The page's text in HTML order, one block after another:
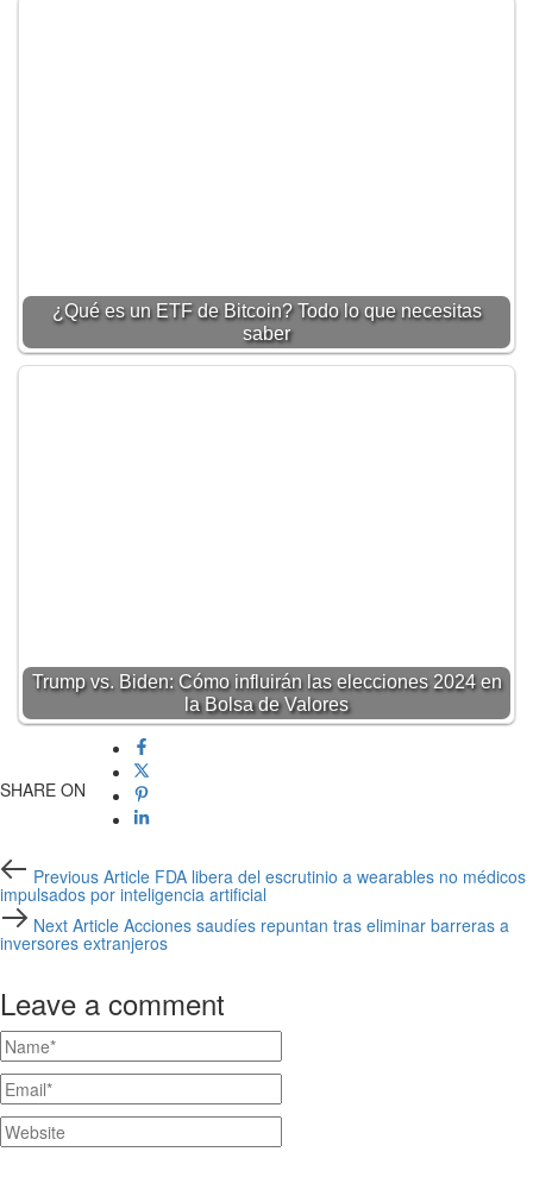
¿Qué es un ETF de Bitcoin? Todo lo que necesitas
saber
Trump vs. Biden: Cómo influirán las elecciones 2024 en
la Bolsa de Valores
SHARE ON
Previous
ArticlePrevious Article FDA libera del escrutinio a wearables no médicos
impulsados por inteligencia artificial
Next
ArticleNext Article Acciones saudíes repuntan tras eliminar barreras a
inversores extranjeros
Leave a comment